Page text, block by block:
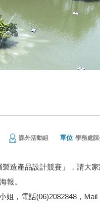
課外活動組 單位 學務處課
造產品設計競賽」，請大家
報。
電話(06)2082848，Mail